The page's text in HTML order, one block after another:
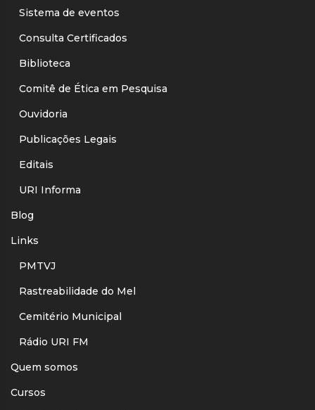
Sistema de eventos
Consulta Certificados
Biblioteca
Comitê de Ética em Pesquisa
Ouvidoria
Publicações Legais
Editais
URI Informa
Blog
Links
PMTVJ
Rastreabilidade do Mel
Cemitério Municipal
Rádio URI FM
Quem somos
Cursos